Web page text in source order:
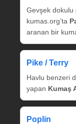
Gevşek dokulu
kumas.org’ta
aranan bir
Pike / Terry
Havlu benzeri
yapan Kumaş
Poplin